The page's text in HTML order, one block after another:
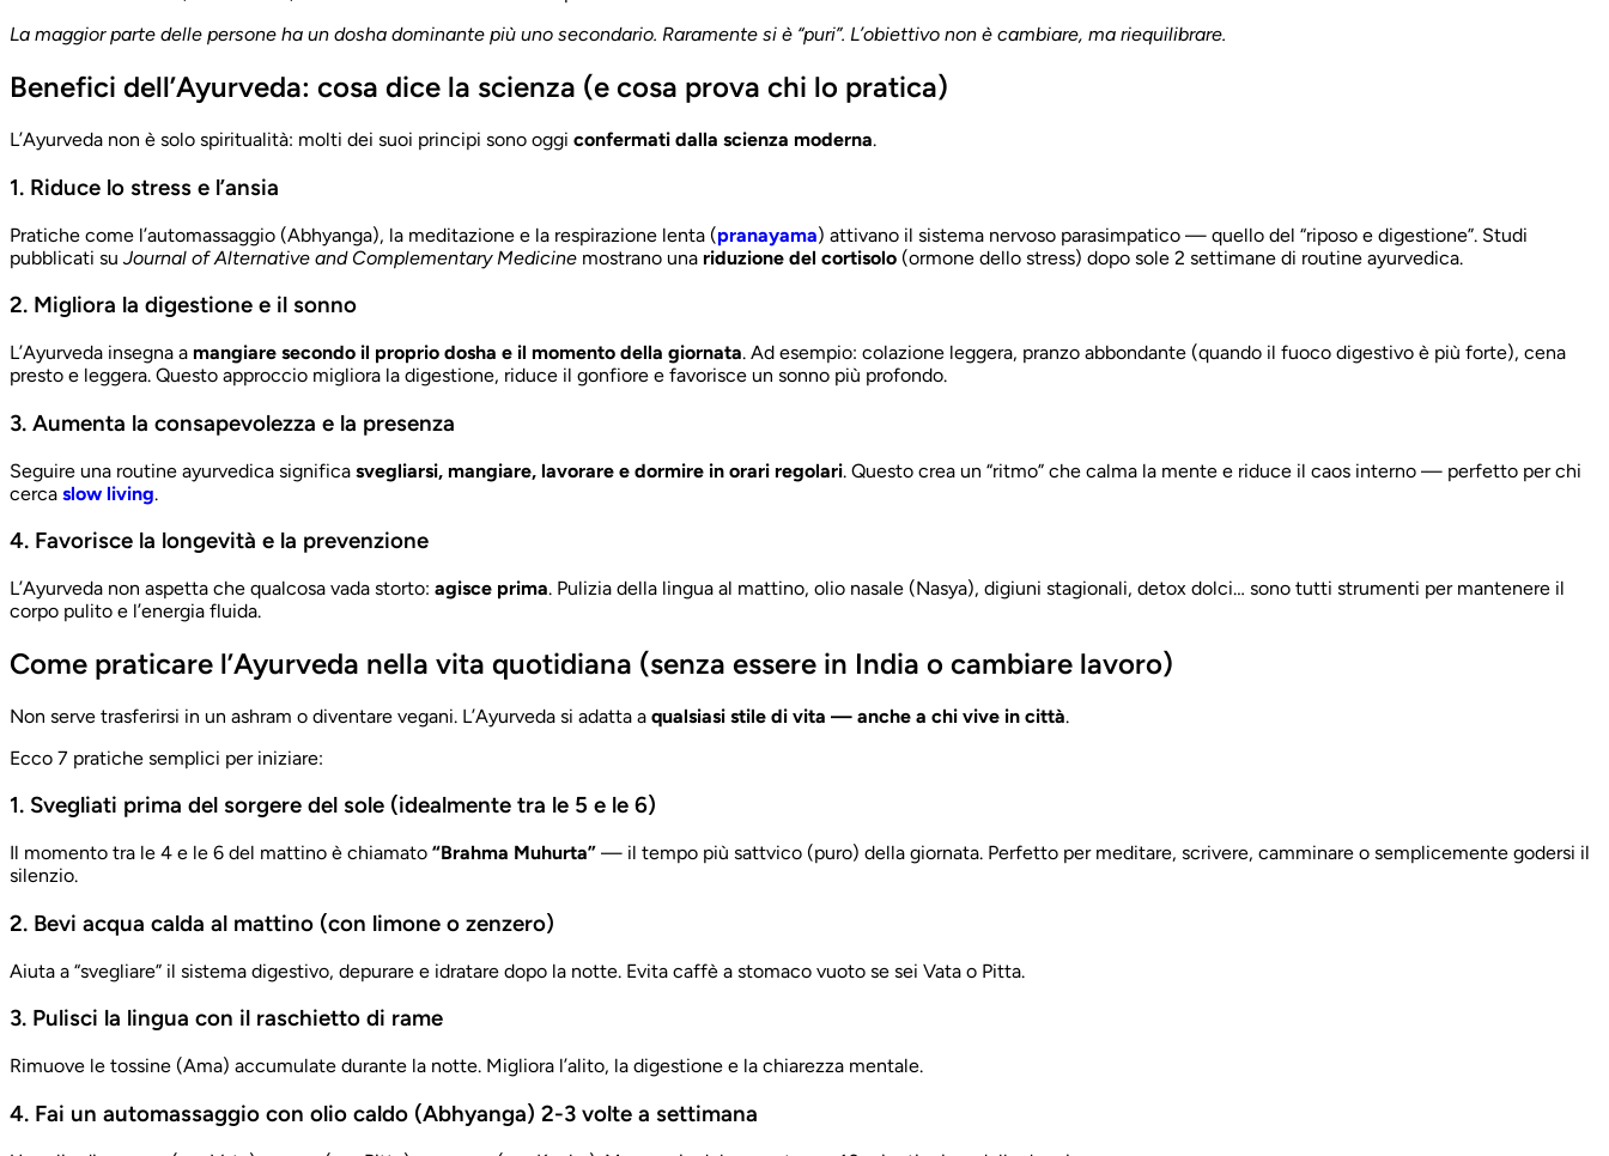
La maggior parte delle persone ha un dosha dominante più uno secondario. Raramente si è “puri”. L’obiettivo non è cambiare, ma riequilibrare.
Benefici dell’Ayurveda: cosa dice la scienza (e cosa prova chi lo pratica)
L’Ayurveda non è solo spiritualità: molti dei suoi principi sono oggi confermati dalla scienza moderna.
1. Riduce lo stress e l’ansia
Pratiche come l’automassaggio (Abhyanga), la meditazione e la respirazione lenta (pranayama) attivano il sistema nervoso parasimpatico — quello del “riposo e digestione”. Studi
pubblicati suJournal of Alternative and Complementary Medicine mostrano una riduzione del cortisolo (ormone dello stress) dopo sole 2 settimane di routine ayurvedica.
2. Migliora la digestione e il sonno
L’Ayurveda insegna a mangiare secondo il proprio dosha e il momento della giornata. Ad esempio: colazione leggera, pranzo abbondante (quando il fuoco digestivo è più forte), cena
presto e leggera. Questo approccio migliora la digestione, riduce il gonfiore e favorisce un sonno più profondo.
3. Aumenta la consapevolezza e la presenza
Seguire una routine ayurvedica significa svegliarsi, mangiare, lavorare e dormire in orari regolari. Questo crea un “ritmo” che calma la mente e riduce il caos interno — perfetto per chi
cerca slow living.
4. Favorisce la longevità e la prevenzione
L’Ayurveda non aspetta che qualcosa vada storto: agisce prima. Pulizia della lingua al mattino, olio nasale (Nasya), digiuni stagionali, detox dolci… sono tutti strumenti per mantenere il
corpo pulito e l’energia fluida.
Come praticare l’Ayurveda nella vita quotidiana (senza essere in India o cambiare lavoro)
Non serve trasferirsi in un ashram o diventare vegani. L’Ayurveda si adatta a qualsiasi stile di vita — anche a chi vive in città.
Ecco 7 pratiche semplici per iniziare:
1. Svegliati prima del sorgere del sole (idealmente tra le 5 e le 6)
Il momento tra le 4 e le 6 del mattino è chiamato “Brahma Muhurta” — il tempo più sattvico (puro) della giornata. Perfetto per meditare, scrivere, camminare o semplicemente godersi il
silenzio.
2. Bevi acqua calda al mattino (con limone o zenzero)
Aiuta a “svegliare” il sistema digestivo, depurare e idratare dopo la notte. Evita caffè a stomaco vuoto se sei Vata o Pitta.
3. Pulisci la lingua con il raschietto di rame
Rimuove le tossine (Ama) accumulate durante la notte. Migliora l’alito, la digestione e la chiarezza mentale.
4. Fai un automassaggio con olio caldo (Abhyanga) 2-3 volte a settimana